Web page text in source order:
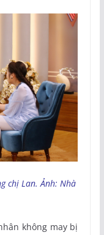
chị Lan. Ảnh: Nhà
không may bị